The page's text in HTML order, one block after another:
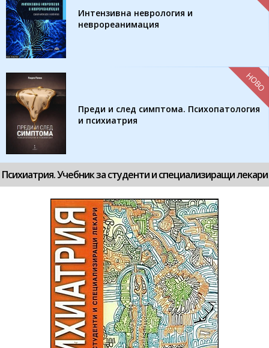
Интензивна неврология и
неврореанимация
Преди и след симптома. Психопатология
и психиатрия
НОВО
Психиатрия. Учебник за студенти и специализиращи лекари